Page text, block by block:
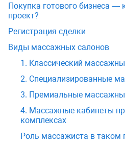
Покупка готового бизнеса —
проект?
Регистрация сделки
Виды массажных салонов
1. Классический
2. Специализированные
3. Премиальные
4. Массажные кабинеты
комплексах
Роль массажиста в таком